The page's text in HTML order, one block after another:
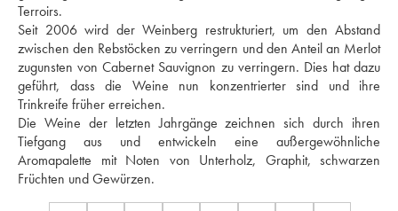
Terroirs.
Seit 2006 wird der Weinberg restrukturiert, um den Abstand
zwischen den Rebstöcken zu verringern und den Anteil an Merlot
zugunsten von Cabernet Sauvignon zu verringern. Dies hat dazu
geführt, dass die Weine nun konzentrierter sind und ihre
Trinkreife früher erreichen.
Die Weine der letzten Jahrgänge zeichnen sich durch ihren
Tiefgang aus und entwickeln eine außergewöhnliche
Aromapalette mit Noten von Unterholz, Graphit, schwarzen
Früchten und Gewürzen.